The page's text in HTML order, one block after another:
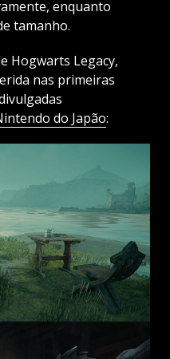
enquanto
tamanho.
Hogwarts Legacy,
nas primeiras
do Japão: